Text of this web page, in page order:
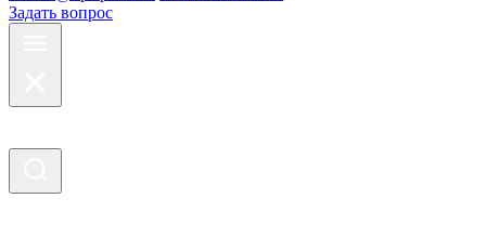
Задать вопрос